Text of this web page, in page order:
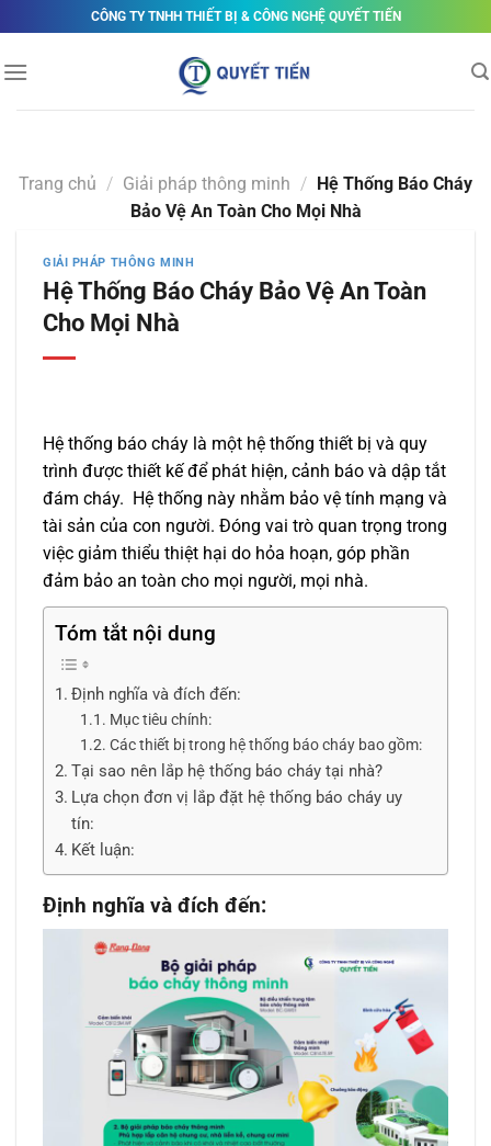
to
content
CÔNG TY TNHH THIẾT BỊ & CÔNG NGHỆ QUYẾT TIẾN
Trang chủ / Giải pháp thông minh / Hệ Thống Báo Cháy
Bảo Vệ An Toàn Cho Mọi Nhà
GIẢI PHÁP THÔNG MINH
Hệ Thống Báo Cháy Bảo Vệ An Toàn
Cho Mọi Nhà
Hệ thống báo cháy là một hệ thống thiết bị và quy
trình được thiết kế để phát hiện, cảnh báo và dập tắt
đám cháy. Hệ thống này nhằm bảo vệ tính mạng và
tài sản của con người. Đóng vai trò quan trọng trong
việc giảm thiểu thiệt hại do hỏa hoạn, góp phần
đảm bảo an toàn cho mọi người, mọi nhà.
Tóm tắt nội dung
Định nghĩa và đích đến:
Mục tiêu chính:
Các thiết bị trong hệ thống báo cháy bao gồm:
Tại sao nên lắp hệ thống báo cháy tại nhà?
Lựa chọn đơn vị lắp đặt hệ thống báo cháy uy
tín:
Kết luận:
Định nghĩa và đích đến: